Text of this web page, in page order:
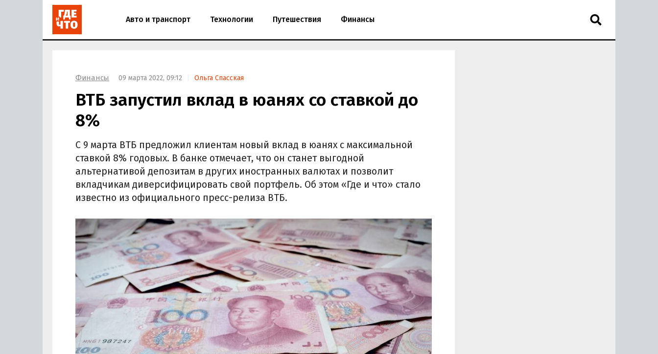
Авто и транспорт Технологии Путешествия Финансы
Финансы 09 марта 2022, 09:12 Ольга Спасская
ВТБ запустил вклад в юанях со ставкой до
8%
С 9 марта ВТБ предложил клиентам новый вклад в юанях с максимальной
ставкой 8% годовых. В банке отмечает, что он станет выгодной
альтернативой депозитам в других иностранных валютах и позволит
вкладчикам диверсифицировать свой портфель. Об этом «Где и что» стало
известно из официального пресс-релиза ВТБ.